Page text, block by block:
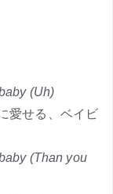
(Uh)
愛せる、ベイビ
(Than you